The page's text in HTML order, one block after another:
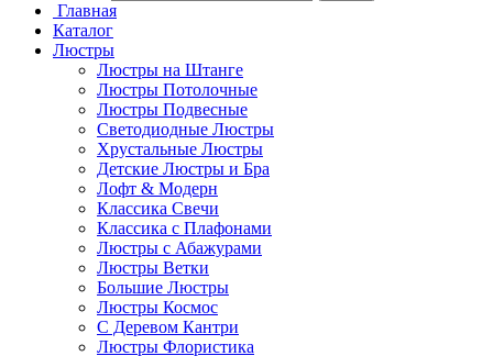
Главная
Каталог
Люстры
Люстры на Штанге
Люстры Потолочные
Люстры Подвесные
Светодиодные Люстры
Хрустальные Люстры
Детские Люстры и Бра
Лофт & Модерн
Классика Свечи
Классика с Плафонами
Люстры с Абажурами
Люстры Ветки
Большие Люстры
Люстры Космос
С Деревом Кантри
Люстры Флористика